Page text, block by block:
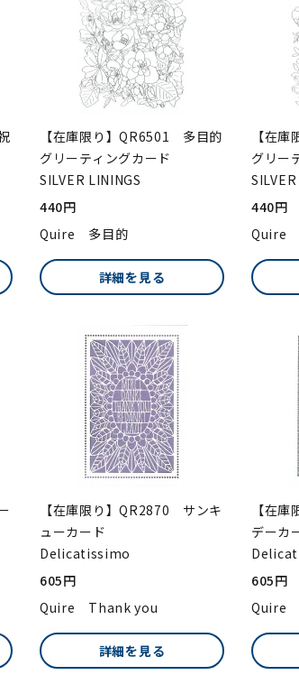
【在庫限り】QR6501 多目的
グリーティングカード
SILVER LININGS
440円
Quire 多目的
詳細を見る
【在
グリー
440円
Quire
【在庫限り】QR2870 サンキ
ューカード
Delicatissimo
605円
Quire Thank you
詳細を見る
【在
デーカ
605円
Quire